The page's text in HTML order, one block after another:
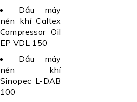
Dầu máy
nén khí Caltex
Compressor Oil
EP VDL 150
Dầu máy
nén khí
Sinopec L-DAB
100